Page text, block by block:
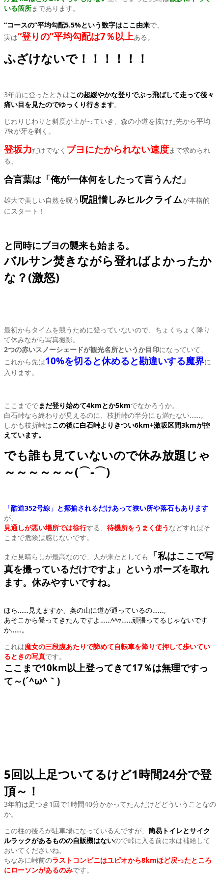
いる箇所まであります。
“コースの”平均勾配5.5%という数字はここ由来で、
実は“登りの”平均勾配は7％以上ある。
ふざけないで！！！！！！
3年前に登ったときはこの超緩やかな登りでぶっ飛ばして走って後々
痛い目を見たのでゆっくり行きます。
じわりじわりと斜度が上がっていき、森の小道を抜けた先から平均
7%が牙を剥く。
登坂力だけでなく ブヨにたかられない速度まで求められ
る、
合言葉は「俺が一体何をしたって言うんだ」
雄大で美しい自然を呪う呪詛憎しみヒルクライムが本格的
にスタート！
と同時にブヨの襲来も始まる。
バルサン焚きながら登ればよかったか
な？(激怒)
最初からタイムを競うために登っていないので、ちょくちょく降り
て休みながら写真撮影。
2つの赤いスノーシェードが観光名所というか目印になっていて、
これから先は10%を切ると休めると勘違いする魔界に
入ります。
ここまででまだ登り始めて4kmとか5kmでなかろうか。
白石峠なら終わりが見えるのに、枝折峠の半分にも満たない……。
しかも枝折峠はこの後に白石峠よりきつい6km+激坂区間3kmが控
えています。
でも誰も見ていないので休み放題じゃ
～～～～～～(⌒-⌒)
「酷道352号線」と揶揄されるだけあって狭い所や落石もあります
が、
見通しが悪い場所では徐行する、 待機所をうまく使う などすればそ
こまで危険は感じないです。
また見晴らしが最高なので、人が来たとしても
「私はここで写
真を撮っているだけですよ」 というポーズを取れ
ます。休みやすいですね。
ほら……見えますか、奥の山に道が通っているの……。
あそこから登ってきたんですよ……ﾍﾍｯ……頑張ってるじゃないです
か……。
これは魔女の三段腹あたりで諦めて自転車を降りて押して歩いてい
るときの写真です。
ここまで10km以上登ってきて17％は無理ですっ
て～(´^ω^｀)
5回以上足ついてるけど1時間24分で登
頂～！
3年前は足つき1回で1時間40分かかってたんだけどどういうことなの
か。
この柱の後ろが駐車場になっているんですが、 簡易トイレとサイク
ルラックがあるものの自販機はないので峠に入る前に水は補給して
おいてくださいね。
ちなみに峠前のラストコンビニはユピオから8kmほど戻ったところ
にローソンがあるのみです。